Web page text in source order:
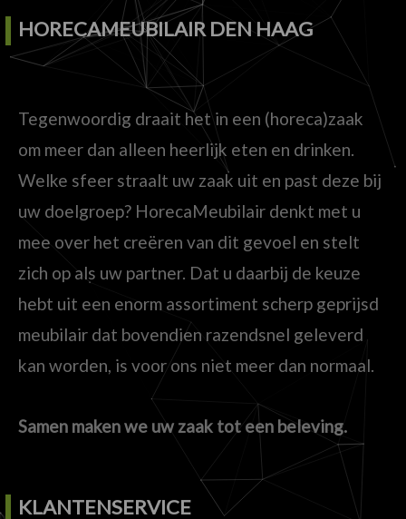
HORECAMEUBILAIR DEN HAAG
Tegenwoordig draait het in een (horeca)zaak
om meer dan alleen heerlijk eten en drinken.
Welke sfeer straalt uw zaak uit en past deze bij
uw doelgroep? HorecaMeubilair denkt met u
mee over het creëren van dit gevoel en stelt
zich op als uw partner. Dat u daarbij de keuze
hebt uit een enorm assortiment scherp geprijsd
meubilair dat bovendien razendsnel geleverd
kan worden, is voor ons niet meer dan normaal.
Samen maken we uw zaak tot een beleving.
KLANTENSERVICE